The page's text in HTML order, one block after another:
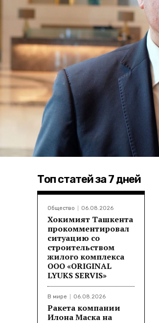
Топ статей за 7 дней
Общество 06.08.2026
Хокимият Ташкента
прокомментировал
ситуацию со
строительством
жилого комплекса
ООО «ORIGINAL
LYUKS SERVIS»
В мире 06.08.2026
Ракета компании
Илона Маска на